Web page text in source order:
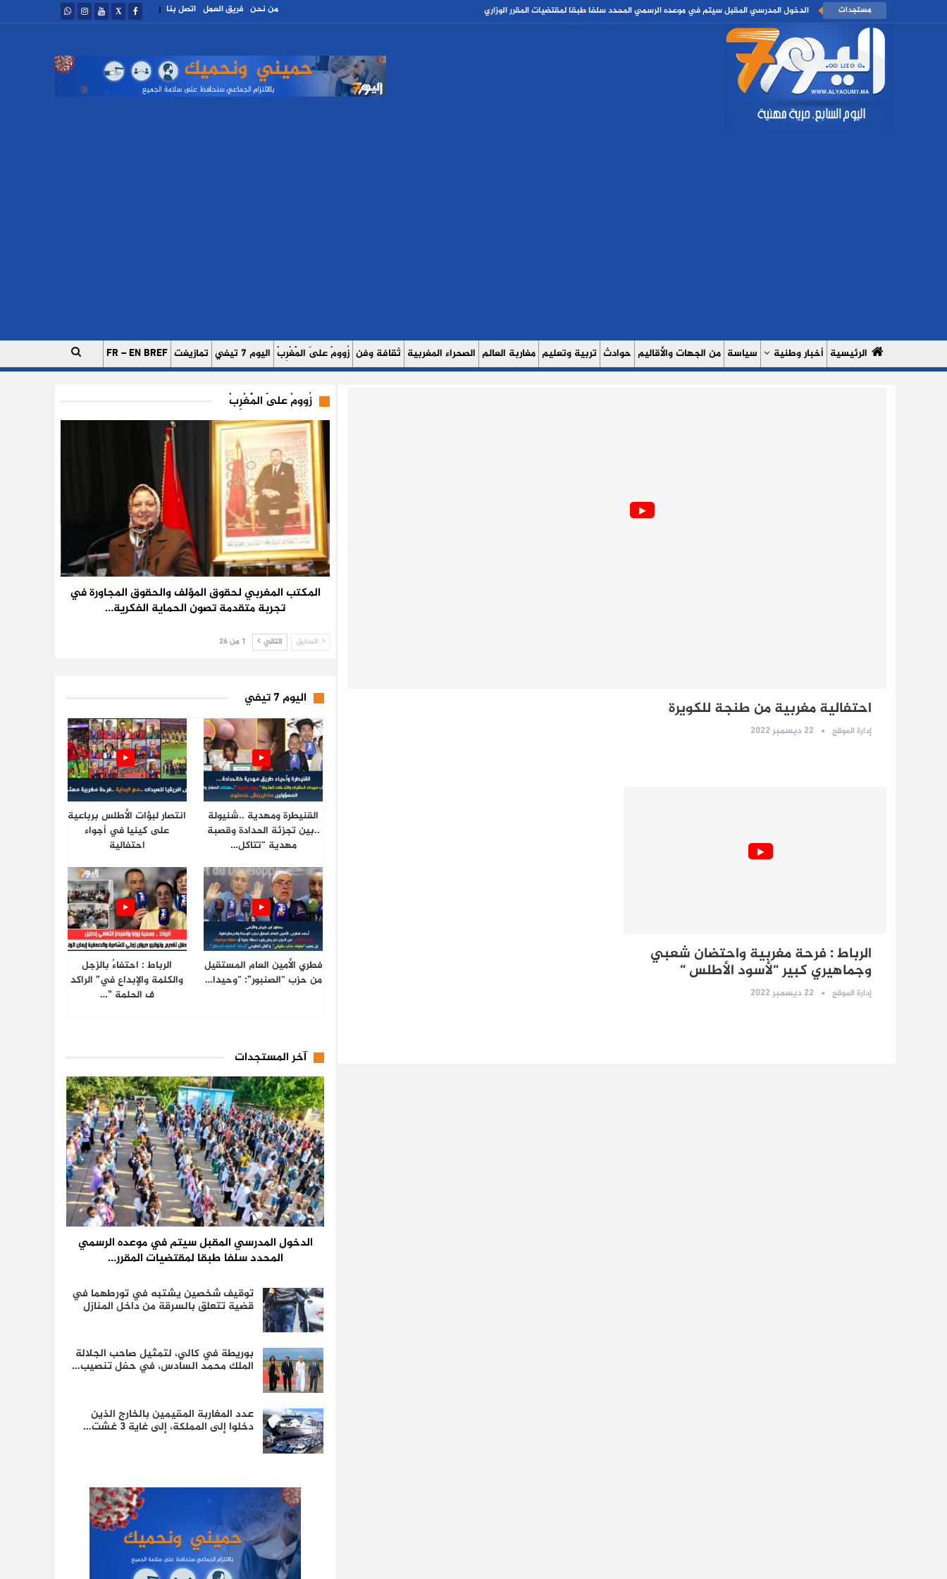
| اتصل بنا فريق العمل من نحن مستجدات الدخول المدرسي المقبل سیتم في موعده الرسمي المحدد سلفا طبقا لمقتضیات المقرر الوزاري
الرئيسية أخبار وطنية سياسة من الجهات والأقاليم حوادث تربية وتعليم مغاربة العالم الصحراء المغربية ثقافة وفن زُوومْ عَلَى الْمَغْرِبْ اليوم 7 تيفي تمازيغت FR – EN BREF
احتفالية مغربية من طنجة للكويرة
إدارة الموقع 22 ديسمبر 2022
الرباط : فرحة مغربية واحتضان شعبي
وجماهيري كبير “لأسود الأطلس “
إدارة الموقع 22 ديسمبر 2022
زُوومْ عَلَى الْمَغْرِبْ
المكتب المغربي لحقوق المؤلف والحقوق المجاورة في
تجربة متقدمة تصون الحماية الفكرية…
السابق التالي 1 من 26
اليوم 7 تيفي
القنيطرة ومهدية ..شنيولة
..بين تجزئة الحدادة وقصبة
مهدية “تتاكل…
انتصار لبؤات الأطلس برباعية
على كينيا في أجواء
احتفالية
فطري الأمين العام المستقيل
من حزب “الصنبور”: “وحيدا…
الرباط : احتفاءٌ بالزجل
والكلمة والإبداع في” الراكد
ف الحلمة ”…
آخر المستجدات
الدخول المدرسي المقبل سیتم في موعده الرسمي
المحدد سلفا طبقا لمقتضیات المقرر…
توقيف شخصين يشتبه في تورطهما في
قضية تتعلق بالسرقة من داخل المنازل
بوريطة في كالي، لتمثيل صاحب الجلالة
الملك محمد السادس، في حفل تنصيب…
عدد المغاربة المقيمين بالخارج الذين
دخلوا إلى المملكة، إلى غاية 3 غشت…